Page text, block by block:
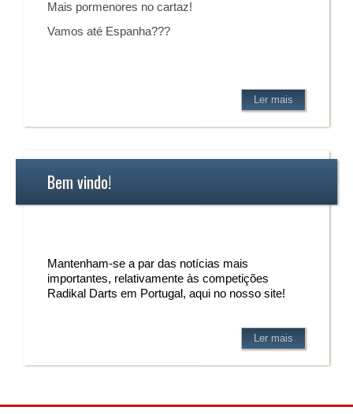
Mais pormenores no cartaz!
Vamos até Espanha???
Ler mais
Bem vindo!
Mantenham-se a par das notícias mais
importantes, relativamente às competições
Radikal Darts em Portugal, aqui no nosso site!
Ler mais